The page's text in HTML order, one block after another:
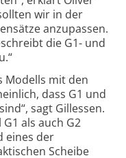
wir in der
anzupassen.
die G1- und
Modells mit den
dass G1 und
sagt Gillessen.
als auch G2
eines der
Scheibe